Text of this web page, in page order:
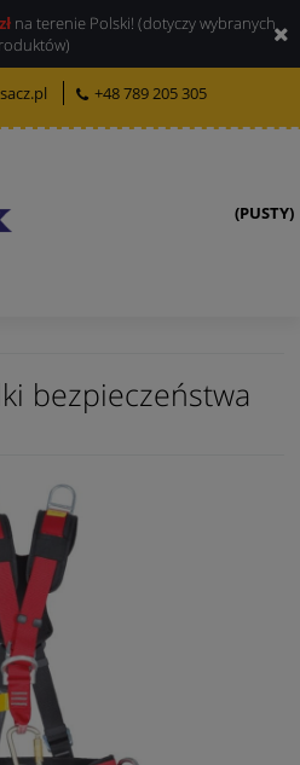
na terenie Polski! (dotyczy wybranych
+48 789 205 305
(PUSTY)
bezpieczeństwa